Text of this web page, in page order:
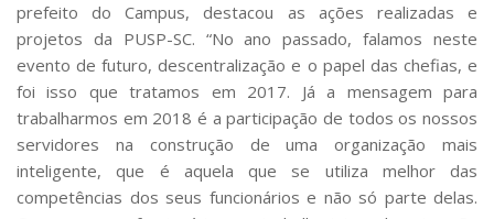
prefeito do Campus, destacou as ações realizadas e
projetos da PUSP-SC. “No ano passado, falamos neste
evento de futuro, descentralização e o papel das chefias, e
foi isso que tratamos em 2017. Já a mensagem para
trabalharmos em 2018 é a participação de todos os nossos
servidores na construção de uma organização mais
inteligente, que é aquela que se utiliza melhor das
competências dos seus funcionários e não só parte delas.